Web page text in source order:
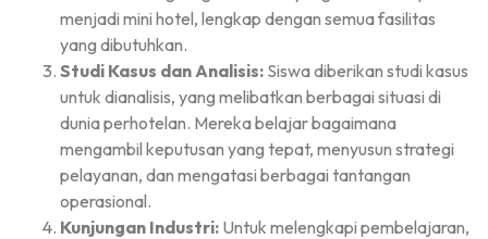
menjadi mini hotel, lengkap dengan semua fasilitas
yang dibutuhkan.
Studi Kasus dan Analisis: Siswa diberikan studi kasus
untuk dianalisis, yang melibatkan berbagai situasi di
dunia perhotelan. Mereka belajar bagaimana
mengambil keputusan yang tepat, menyusun strategi
pelayanan, dan mengatasi berbagai tantangan
operasional.
Kunjungan Industri: Untuk melengkapi pembelajaran,